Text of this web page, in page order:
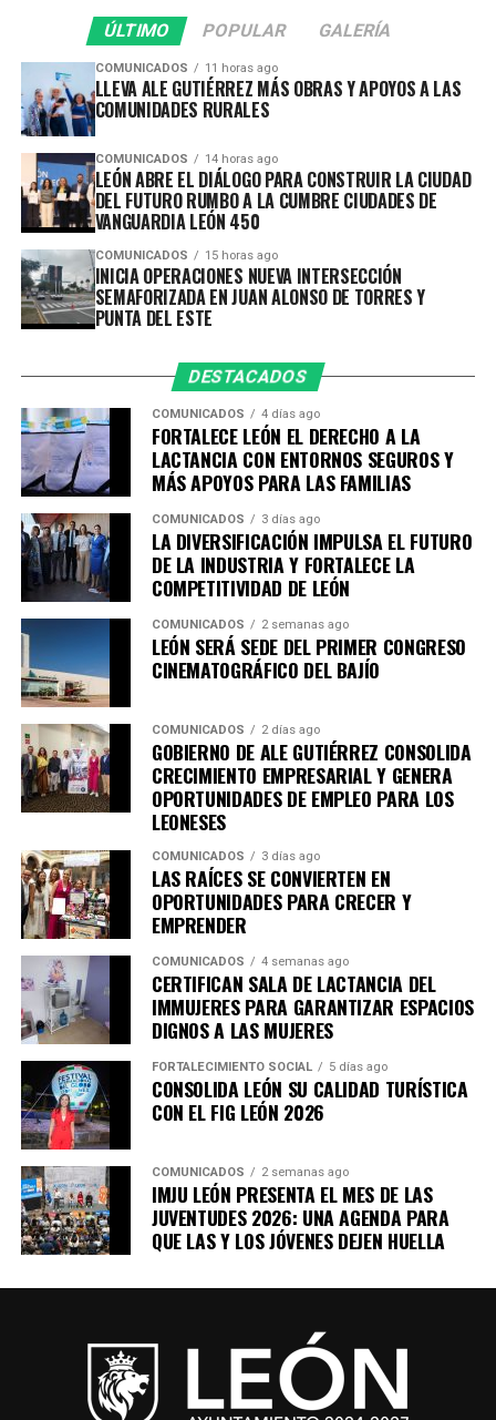
En lo que va del 2026 se ha infraccionado a 442
vehículos por participar en arrancones.
Gracias a la oportuna denuncia ciudadana y a la rápida
respuesta de las corporaciones de seguridad, durante
esta intervención se previnieron accidentes y se evitó
que estas conductas representaran un mayor peligro
para la ciudadanía.
La Secretaría de Seguridad, Prevención y Protección
Ciudadana reitera que estos operativos continuarán
realizándose de manera permanente en distintos
puntos del municipio, con el firme compromiso de
seguridad en las vialidades.
Asimismo, agradece a la ciudadanía por reportar este
tipo de conductas a través de las redes sociales y los
canales de emergencia 9-1-1, ya que su participación es
fundamental para construir un León más seguro para
todas y todos.
ÚLTIMO POPULAR GALERÍA
COMUNICADOS 11 horas ago
LLEVA ALE GUTIÉRREZ MÁS OBRAS Y APOYOS A LAS
COMUNIDADES RURALES
COMUNICADOS 14 horas ago
LEÓN ABRE EL DIÁLOGO PARA CONSTRUIR LA CIUDAD
DEL FUTURO RUMBO A LA CUMBRE CIUDADES DE
VANGUARDIA LEÓN 450
COMUNICADOS 15 horas ago
INICIA OPERACIONES NUEVA INTERSECCIÓN
SEMAFORIZADA EN JUAN ALONSO DE TORRES Y
PUNTA DEL ESTE
DESTACADOS
COMUNICADOS 4 días ago
FORTALECE LEÓN EL DERECHO A LA
LACTANCIA CON ENTORNOS SEGUROS Y
MÁS APOYOS PARA LAS FAMILIAS
COMUNICADOS 3 días ago
LA DIVERSIFICACIÓN IMPULSA EL FUTURO
DE LA INDUSTRIA Y FORTALECE LA
COMPETITIVIDAD DE LEÓN
COMUNICADOS 2 semanas ago
LEÓN SERÁ SEDE DEL PRIMER CONGRESO
CINEMATOGRÁFICO DEL BAJÍO
COMUNICADOS 2 días ago
GOBIERNO DE ALE GUTIÉRREZ CONSOLIDA
CRECIMIENTO EMPRESARIAL Y GENERA
OPORTUNIDADES DE EMPLEO PARA LOS
LEONESES
COMUNICADOS 3 días ago
LAS RAÍCES SE CONVIERTEN EN
OPORTUNIDADES PARA CRECER Y
EMPRENDER
COMUNICADOS 4 semanas ago
CERTIFICAN SALA DE LACTANCIA DEL
IMMUJERES PARA GARANTIZAR ESPACIOS
DIGNOS A LAS MUJERES
FORTALECIMIENTO SOCIAL 5 días ago
CONSOLIDA LEÓN SU CALIDAD TURÍSTICA
CON EL FIG LEÓN 2026
COMUNICADOS 2 semanas ago
IMJU LEÓN PRESENTA EL MES DE LAS
JUVENTUDES 2026: UNA AGENDA PARA
QUE LAS Y LOS JÓVENES DEJEN HUELLA